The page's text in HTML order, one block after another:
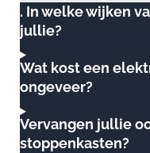
. In welke wijken
jullie?
Wat kost een
ongeveer?
Vervangen jullie
stoppenkasten?